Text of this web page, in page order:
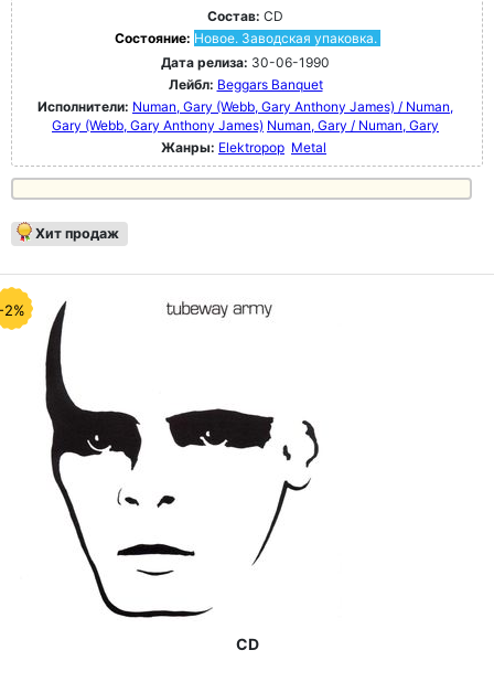
Состав: CD
Состояние: Новое. Заводская упаковка.
Дата релиза: 30-06-1990
Лейбл: Beggars Banquet
Исполнители: Numan, Gary (Webb, Gary Anthony James) / Numan,
Gary (Webb, Gary Anthony James) Numan, Gary / Numan, Gary
Жанры: Elektropop Metal
Хит продаж
2%
CD